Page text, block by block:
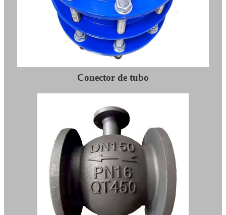
Conector de tubo